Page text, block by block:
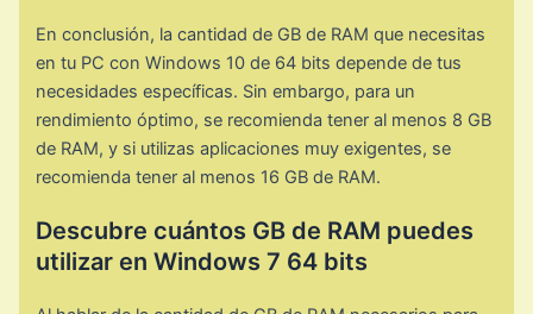
En conclusión, la cantidad de GB de RAM que necesitas
en tu PC con Windows 10 de 64 bits depende de tus
necesidades específicas. Sin embargo, para un
rendimiento óptimo, se recomienda tener al menos 8 GB
de RAM, y si utilizas aplicaciones muy exigentes, se
recomienda tener al menos 16 GB de RAM.
Descubre cuántos GB de RAM puedes
utilizar en Windows 7 64 bits